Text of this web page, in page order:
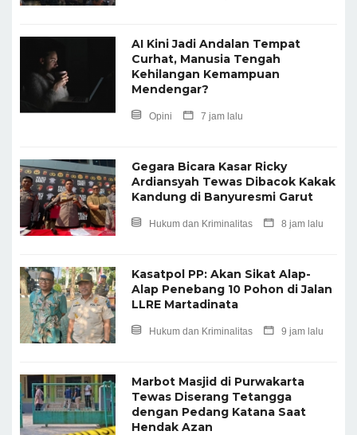
AI Kini Jadi Andalan Tempat
Curhat, Manusia Tengah
Kehilangan Kemampuan
Mendengar?
Opini 7 jam lalu
Gegara Bicara Kasar Ricky
Ardiansyah Tewas Dibacok Kakak
Kandung di Banyuresmi Garut
Hukum dan Kriminalitas 8 jam lalu
Kasatpol PP: Akan Sikat Alap-
Alap Penebang 10 Pohon di Jalan
LLRE Martadinata
Hukum dan Kriminalitas 9 jam lalu
Marbot Masjid di Purwakarta
Tewas Diserang Tetangga
dengan Pedang Katana Saat
Hendak Azan